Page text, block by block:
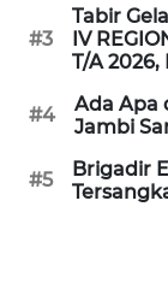
#3
Tabir
IV
T/A
#4
Ada Apa
Jambi
#5
Brigadir
WN
SEMARANG
WN
SOLO